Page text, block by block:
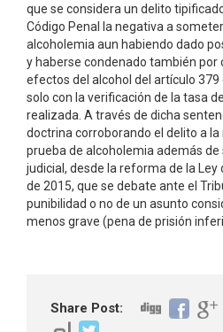
que se considera un delito
Código Penal la negativa a
alcoholemia aun habiendo dado
y haberse condenado también por
efectos del alcohol del artículo
solo con la verificación de la tasa
realizada. A través de dicha
doctrina corroborando el delito a
prueba de alcoholemia además
judicial, desde la reforma de la Ley
de 2015, que se debate ante el
punibilidad o no de un asunto
menos grave (pena de prisión
Share Post: